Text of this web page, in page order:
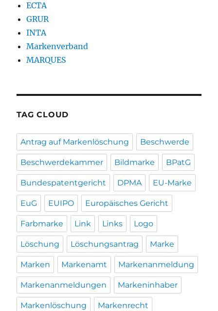
ECTA
GRUR
INTA
Markenverband
MARQUES
TAG CLOUD
Antrag auf Markenlöschung Beschwerde
Beschwerdekammer Bildmarke BPatG
Bundespatentgericht DPMA EU-Marke
EuG EUIPO Europäisches Gericht
Farbmarke Link Links Logo
Löschung Löschungsantrag Marke
Marken Markenamt Markenanmeldung
Markenanmeldungen Markeninhaber
Markenlöschung Markenrecht